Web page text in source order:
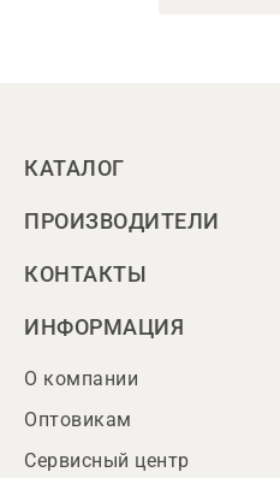
КАТАЛОГ
ПРОИЗВОДИТЕЛИ
КОНТАКТЫ
ИНФОРМАЦИЯ
О компании
Оптовикам
Сервисный центр